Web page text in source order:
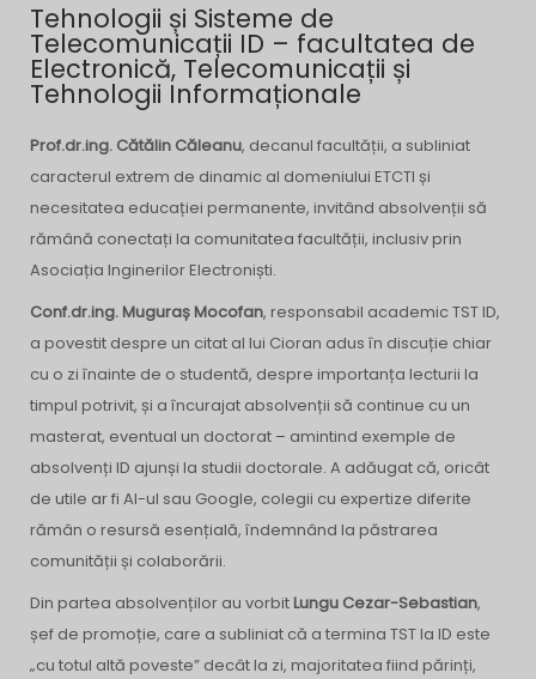
Tehnologii și Sisteme de
Telecomunicații ID – facultatea de
Electronică, Telecomunicații și
Tehnologii Informaționale
Prof.dr.ing. Cătălin Căleanu, decanul facultății, a subliniat
caracterul extrem de dinamic al domeniului ETCTI și
necesitatea educației permanente, invitând absolvenții să
rămână conectați la comunitatea facultății, inclusiv prin
Asociația Inginerilor Electroniști.
Conf.dr.ing. Muguraș Mocofan, responsabil academic TST ID,
a povestit despre un citat al lui Cioran adus în discuție chiar
cu o zi înainte de o studentă, despre importanța lecturii la
timpul potrivit, și a încurajat absolvenții să continue cu un
masterat, eventual un doctorat – amintind exemple de
absolvenți ID ajunși la studii doctorale. A adăugat că, oricât
de utile ar fi AI-ul sau Google, colegii cu expertize diferite
rămân o resursă esențială, îndemnând la păstrarea
comunității și colaborării.
Din partea absolvenților au vorbit Lungu Cezar-Sebastian,
șef de promoție, care a subliniat că a termina TST la ID este
„cu totul altă poveste” decât la zi, majoritatea fiind părinți,